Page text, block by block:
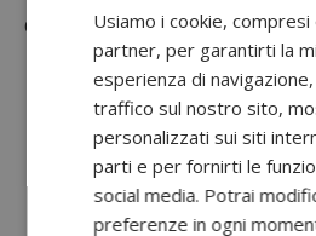
Offerte McDonald’s
Gran Crispy McBacon
Mondiali FIFA Menu a
bicchiere da
Un McMenu Large a
Usiamo i cookie,
partner, per garantirti la
esperienza di
traffico sul nostro sito,
personalizzati sui siti
parti e per fornirti le
social media. Potrai
preferenze in ogni